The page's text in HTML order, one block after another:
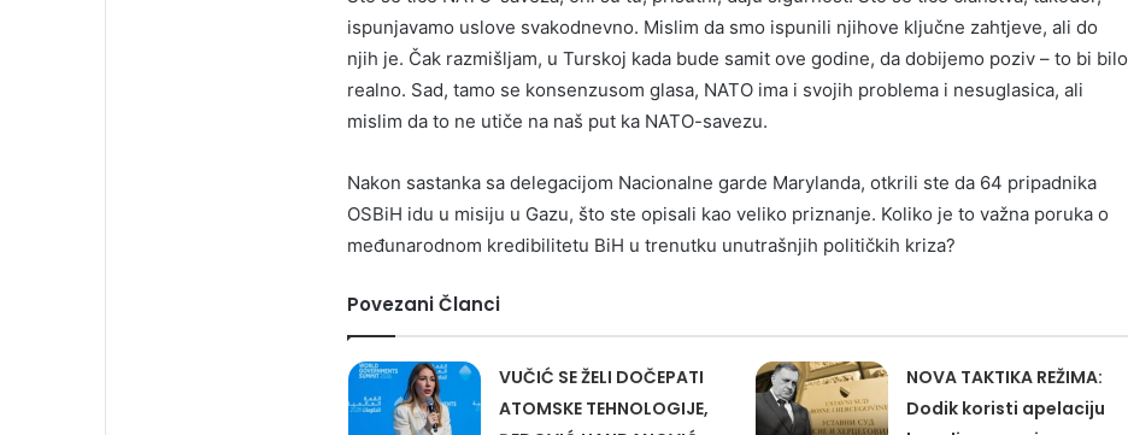
ispunjavamo uslove svakodnevno. Mislim da smo ispunili njihove ključne zahtjeve, ali do
njih je. Čak razmišljam, u Turskoj kada bude samit ove godine, da dobijemo poziv – to bi bilo
realno. Sad, tamo se konsenzusom glasa, NATO ima i svojih problema i nesuglasica, ali
mislim da to ne utiče na naš put ka NATO-savezu.
Nakon sastanka sa delegacijom Nacionalne garde Marylanda, otkrili ste da 64 pripadnika
OSBiH idu u misiju u Gazu, što ste opisali kao veliko priznanje. Koliko je to važna poruka o
međunarodnom kredibilitetu BiH u trenutku unutrašnjih političkih kriza?
Povezani Članci
VUČIĆ SE ŽELI DOČEPATI
ATOMSKE TEHNOLOGIJE,
NOVA TAKTIKA REŽIMA:
Dodik koristi apelaciju